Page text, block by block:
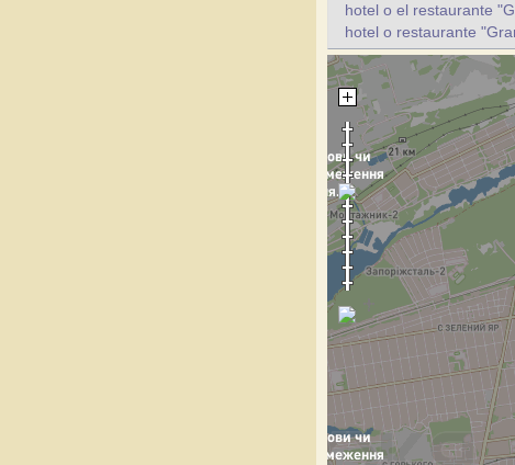
hotel o el restaurante
hotel o restaurante